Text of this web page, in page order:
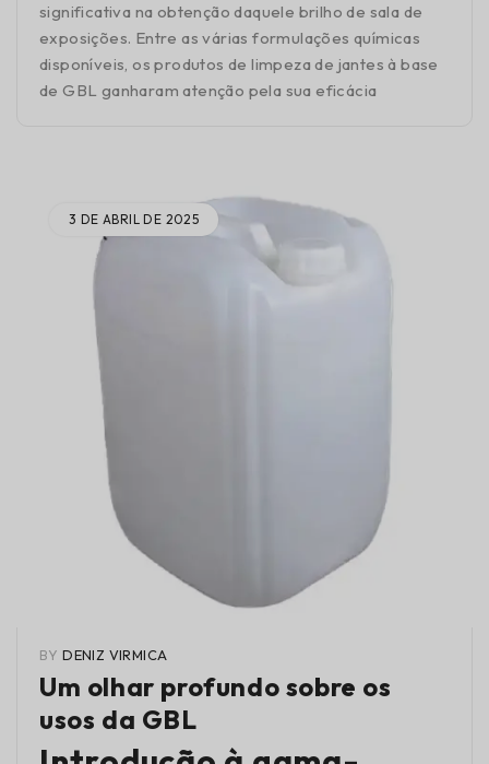
significativa na obtenção daquele brilho de sala de
exposições. Entre as várias formulações químicas
disponíveis, os produtos de limpeza de jantes à base
de GBL ganharam atenção pela sua eficácia
3 DE ABRIL DE 2025
BY DENIZ VIRMICA
Um olhar profundo sobre os
usos da GBL